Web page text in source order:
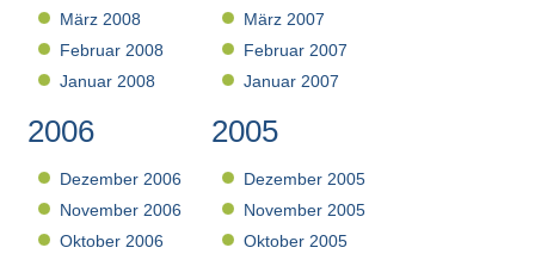
März 2008
Februar 2008
Januar 2008
März 2007
Februar 2007
Januar 2007
2006
Dezember 2006
November 2006
Oktober 2006
2005
Dezember 2005
November 2005
Oktober 2005